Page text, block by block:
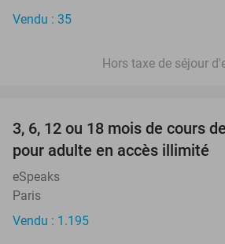
Vendu : 35
Hors taxe de séjour
3, 6, 12 ou 18 mois de cours
pour adulte en accès illimité
eSpeaks
Paris
Vendu : 1.195